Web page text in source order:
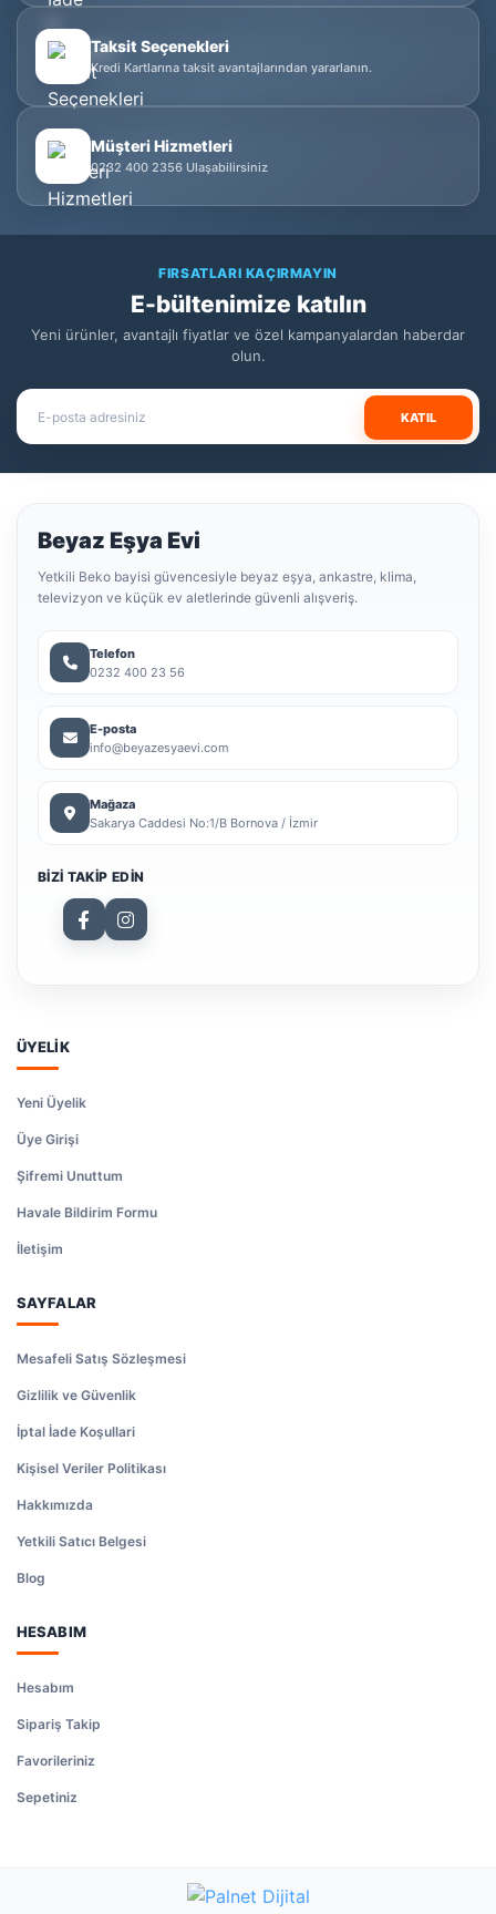
Taksit Seçenekleri
Kredi Kartlarına taksit avantajlarından yararlanın.
Müşteri Hizmetleri
0232 400 2356 Ulaşabilirsiniz
FIRSATLARI KAÇIRMAYIN
E-bültenimize katılın
Yeni ürünler, avantajlı fiyatlar ve özel kampanyalardan haberdar
olun.
KATIL
Beyaz Eşya Evi
Yetkili Beko bayisi güvencesiyle beyaz eşya, ankastre, klima,
televizyon ve küçük ev aletlerinde güvenli alışveriş.
Telefon
0232 400 23 56
E-posta
info@beyazesyaevi.com
Mağaza
Sakarya Caddesi No:1/B Bornova / İzmir
BIZI TAKIP EDIN
ÜYELİK
Yeni Üyelik
Üye Girişi
Şifremi Unuttum
Havale Bildirim Formu
İletişim
SAYFALAR
Mesafeli Satış Sözleşmesi
Gizlilik ve Güvenlik
İptal İade Koşullari
Kişisel Veriler Politikası
Hakkımızda
Yetkili Satıcı Belgesi
Blog
HESABIM
Hesabım
Sipariş Takip
Favorileriniz
Sepetiniz